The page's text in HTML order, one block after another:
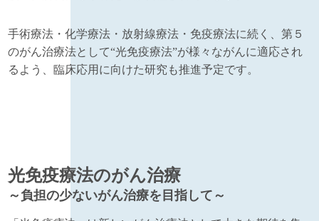
手術療法・化学療法・放射線療法・免疫療法に続く、第５
のがん治療法として“光免疫療法”が様々ながんに適応され
るよう、臨床応用に向けた研究も推進予定です。
光免疫療法のがん治療
～負担の少ないがん治療を目指して～